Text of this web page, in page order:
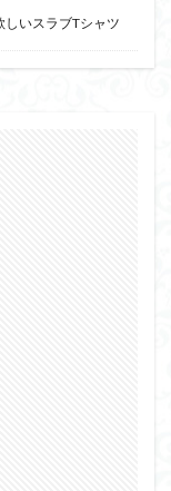
しいスラブTシャツ